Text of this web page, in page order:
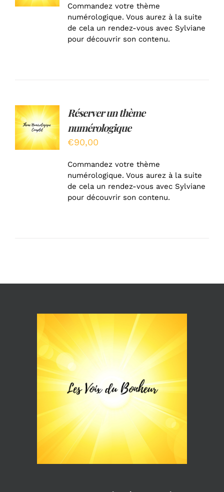
DÉTAILS
Commandez votre thème
numérologique. Vous aurez à la suite
de cela un rendez-vous avec Sylviane
pour découvrir son contenu.
AJOUTER
AU
PANIER
/
DÉTAILS
Réserver un thème
numérologique
€90,00
Commandez votre thème
numérologique. Vous aurez à la suite
de cela un rendez-vous avec Sylviane
pour découvrir son contenu.